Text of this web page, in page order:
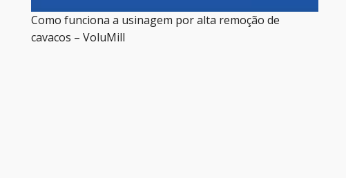
Como funciona a usinagem por alta remoção de
cavacos – VoluMill